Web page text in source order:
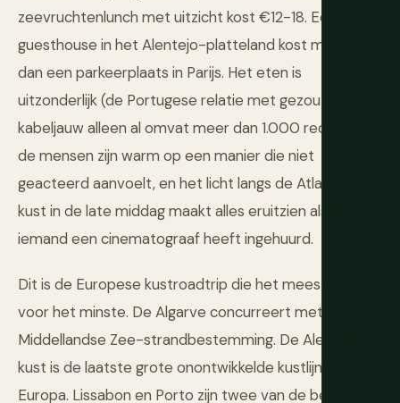
zeevruchtenlunch met uitzicht kost €12-18. Een
guesthouse in het Alentejo-platteland kost minder
dan een parkeerplaats in Parijs. Het eten is
uitzonderlijk (de Portugese relatie met gezouten
kabeljauw alleen al omvat meer dan 1.000 recepten),
de mensen zijn warm op een manier die niet
geacteerd aanvoelt, en het licht langs de Atlantische
kust in de late middag maakt alles eruitzien alsof
iemand een cinematograaf heeft ingehuurd.
Dit is de Europese kustroadtrip die het meest levert
voor het minste. De Algarve concurreert met elke
Middellandse Zee-strandbestemming. De Alentejo-
kust is de laatste grote onontwikkelde kustlijn van
Europa. Lissabon en Porto zijn twee van de beste